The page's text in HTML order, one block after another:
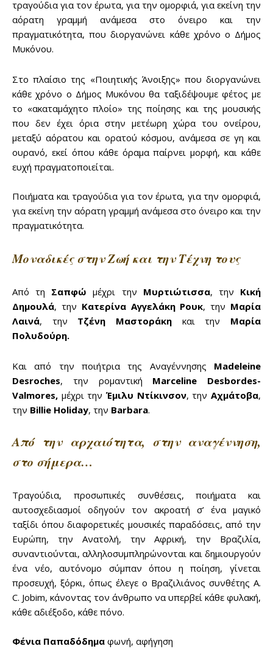
Don't miss
Sing up for our newsletter
SUBSCRIBE
τραγούδια για τον έρωτα, για την ομορφιά, για εκείνη την
αόρατη γραμμή ανάμεσα στο όνειρο και την
πραγματικότητα, που διοργανώνει κάθε χρόνο ο Δήμος
Μυκόνου.
Στο πλαίσιο της «Ποιητικής Άνοιξης» που διοργανώνει
κάθε χρόνο ο Δήμος Μυκόνου θα ταξιδέψουμε φέτος με
το «ακαταμάχητο πλοίο» της ποίησης και της μουσικής
που δεν έχει όρια στην μετέωρη χώρα του ονείρου,
μεταξύ αόρατου και ορατού κόσμου, ανάμεσα σε γη και
ουρανό, εκεί όπου κάθε όραμα παίρνει μορφή, και κάθε
ευχή πραγματοποιείται.
Ποιήματα και τραγούδια για τον έρωτα, για την ομορφιά,
για εκείνη την αόρατη γραμμή ανάμεσα στο όνειρο και την
πραγματικότητα.
Μοναδικές στην Ζωή και την Τέχνη τους
Από τη Σαπφώ μέχρι την Μυρτιώτισσα, την Κική
Δημουλά, την Κατερίνα Αγγελάκη Ρουκ, την Μαρία
Λαινά, την Τζένη Μαστοράκη και την Μαρία
Πολυδούρη.
Και από την ποιήτρια της Αναγέννησης Madeleine
Desroches, την ρομαντική Marceline Desbordes-
Valmores, μέχρι την Έμιλυ Ντίκινσον, τηνΑχμάτοβα,
την Billie Holiday, την Barbara.
Από την αρχαιότητα, στην αναγέννηση,
στο σήμερα…
Τραγούδια, προσωπικές συνθέσεις, ποιήματα και
αυτοσχεδιασμοί οδηγούν τον ακροατή σ’ ένα μαγικό
ταξίδι όπου διαφορετικές μουσικές παραδόσεις, από την
Ευρώπη, την Ανατολή, την Αφρική, την Βραζιλία,
συναντιούνται, αλληλοσυμπληρώνονται και δημιουργούν
ένα νέο, αυτόνομο σύμπαν όπου η ποίηση, γίνεται
προσευχή, ξόρκι, όπως έλεγε ο Βραζιλιάνος συνθέτης A.
C. Jobim, κάνοντας τον άνθρωπο να υπερβεί κάθε φυλακή,
κάθε αδιέξοδο, κάθε πόνο.
Φένια Παπαδόδημα φωνή, αφήγηση